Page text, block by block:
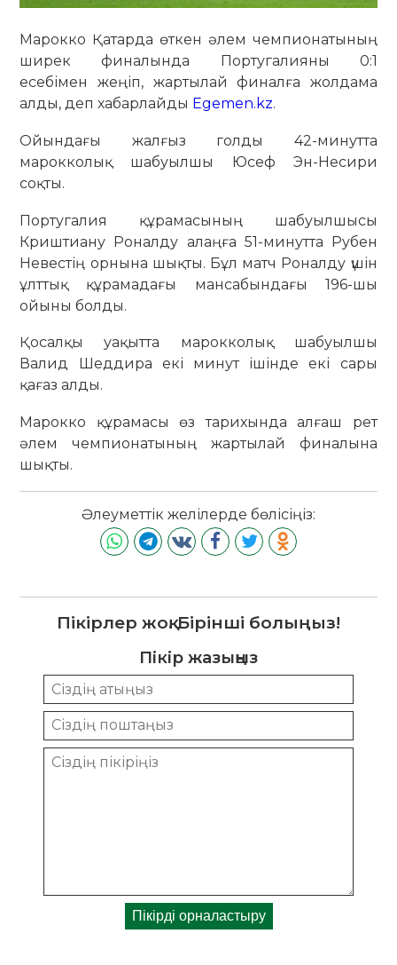
Марокко Қатарда өткен әлем чемпионатының
ширек финалында Португалияны 0:1
есебімен жеңіп, жартылай финалға жолдама
алды, деп хабарлайды Egemen.kz.
Ойындағы жалғыз голды 42-минутта
марокколық шабуылшы Юсеф Эн-Несири
соқты.
Португалия құрамасының шабуылшысы
Криштиану Роналду алаңға 51-минутта Рубен
Невестің орнына шықты. Бұл матч Роналду үшін
ұлттық құрамадағы мансабындағы 196-шы
ойыны болды.
Қосалқы уақытта марокколық шабуылшы
Валид Шеддира екі минут ішінде екі сары
қағаз алды.
Марокко құрамасы өз тарихында алғаш рет
әлем чемпионатының жартылай финалына
шықты.
Әлеуметтік желілерде бөлісіңіз:
Пікірлер жоқ. Бірінші болыңыз!
Пікір жазыңыз